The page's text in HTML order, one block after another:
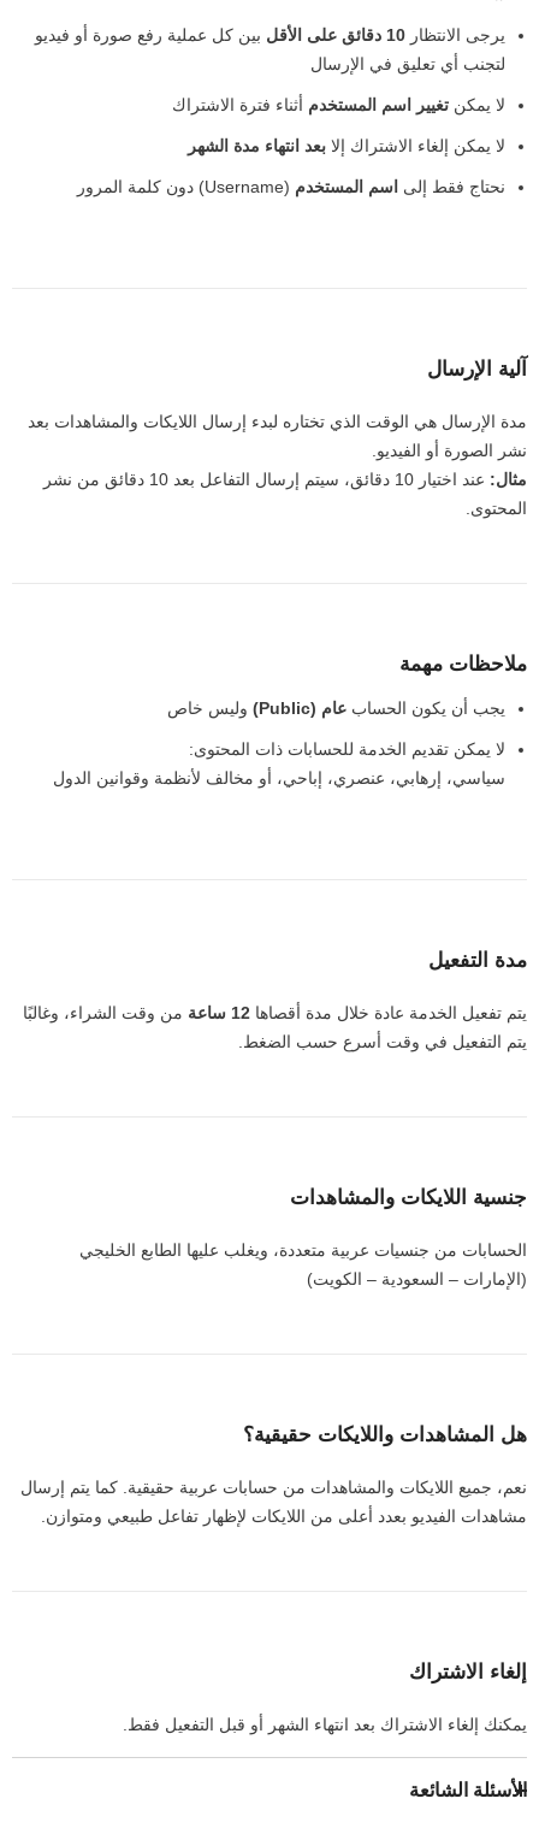
يرجى الانتظار 10 دقائق على الأقل
بين كل عملية رفع صورة أو فيديو
لتجنب أي تعليق في الإرسال
لا يمكن تغيير اسم المستخدم أثناء فترة الاشتراك
لا يمكن إلغاء الاشتراك إلا بعد انتهاء مدة الشهر
نحتاج فقط إلى اسم المستخدم (Username) دون كلمة المرور
آلية الإرسال
مدة الإرسال هي الوقت الذي تختاره لبدء إرسال اللايكات والمشاهدات بعد
نشر الصورة أو الفيديو.
مثال:
عند اختيار 10 دقائق، سيتم إرسال التفاعل بعد 10 دقائق من نشر
المحتوى.
ملاحظات مهمة
يجب أن يكون الحساب عام (Public) وليس خاص
لا يمكن تقديم الخدمة للحسابات ذات المحتوى:
سياسي، إرهابي، عنصري، إباحي، أو مخالف لأنظمة وقوانين الدول
مدة التفعيل
يتم تفعيل الخدمة عادة خلال مدة أقصاها 12 ساعة
من وقت الشراء، وغالبًا
يتم التفعيل في وقت أسرع حسب الضغط.
جنسية اللايكات والمشاهدات
الحسابات من جنسيات عربية متعددة، ويغلب عليها الطابع الخليجي
(الإمارات – السعودية – الكويت)
هل المشاهدات واللايكات حقيقية؟
نعم، جميع اللايكات والمشاهدات من حسابات عربية حقيقية. كما يتم إرسال
مشاهدات الفيديو بعدد أعلى من اللايكات لإظهار تفاعل طبيعي ومتوازن.
إلغاء الاشتراك
يمكنك إلغاء الاشتراك بعد انتهاء الشهر أو قبل التفعيل فقط.
الأسئلة الشائعة